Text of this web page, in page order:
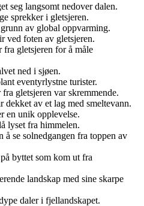
seg langsomt nedover dalen.
sprekker i gletsjeren.
av global oppvarming.
ved foten av gletsjeren.
fra gletsjeren for å måle
ned i sjøen.
eventyrlystne turister.
gletsjeren var skremmende.
dekket av et lag med smeltevann.
en unik opplevelse.
lyset fra himmelen.
å se solnedgangen fra toppen av
byttet som kom ut fra
landskap med sine skarpe
daler i fjellandskapet.